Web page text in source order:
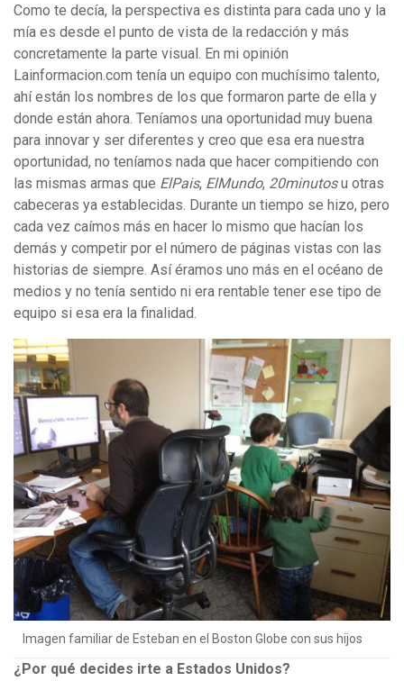
Como te decía, la perspectiva es distinta para cada uno y la
mía es desde el punto de vista de la redacción y más
concretamente la parte visual. En mi opinión
Lainformacion.com tenía un equipo con muchísimo talento,
ahí están los nombres de los que formaron parte de ella y
donde están ahora. Teníamos una oportunidad muy buena
para innovar y ser diferentes y creo que esa era nuestra
oportunidad, no teníamos nada que hacer compitiendo con
las mismas armas que ElPais, ElMundo, 20minutosu otras
cabeceras ya establecidas. Durante un tiempo se hizo, pero
cada vez caímos más en hacer lo mismo que hacían los
demás y competir por el número de páginas vistas con las
historias de siempre. Así éramos uno más en el océano de
medios y no tenía sentido ni era rentable tener ese tipo de
equipo si esa era la finalidad.
Imagen familiar de Esteban en el Boston Globe con sus hijos
¿Por qué decides irte a Estados Unidos?